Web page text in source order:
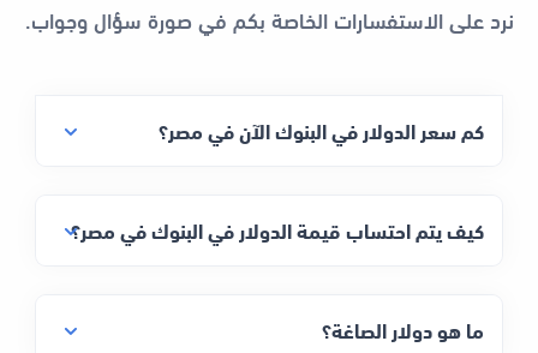
نرد على الاستفسارات الخاصة بكم في صورة سؤال وجواب.
كم سعر الدولار في البنوك الآن في مصر؟
كيف يتم احتساب قيمة الدولار في البنوك في مصر؟
ما هو دولار الصاغة؟